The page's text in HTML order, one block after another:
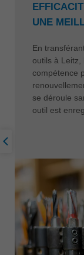
UNE
En
outils à
compétence
se déroule
outil est